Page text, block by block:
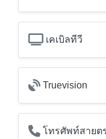
สูบบุหรี่ได้
Wi-Fi
เคเบิลทีวี